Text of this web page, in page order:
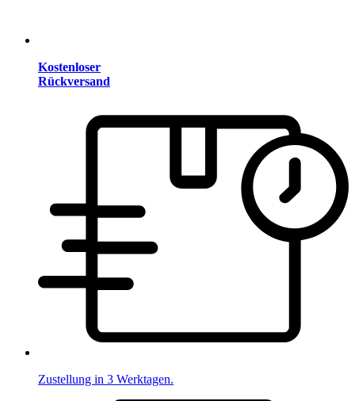
Kostenloser
Rückversand
Zustellung in 3 Werktagen.